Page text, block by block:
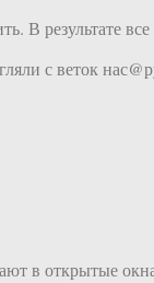
В результате
с веток
в открытые